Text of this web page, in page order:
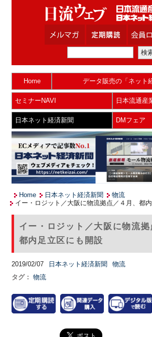
Home データ販売の「ネット
セミナーNAVI 日本流通産
日本ネット経済新聞 DMフェア
Home 日本ネット経済新聞
物流
イー・ロジット／大阪に物流拠点／４月、都
イー・ロジット／大阪に物流拠
都内足立区にも開設
2019/02/07 日本ネット経済新聞
物流
タグ： 物流